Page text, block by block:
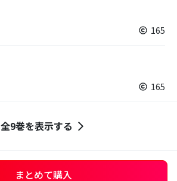
165
165
全9巻を表示する
まとめて購入